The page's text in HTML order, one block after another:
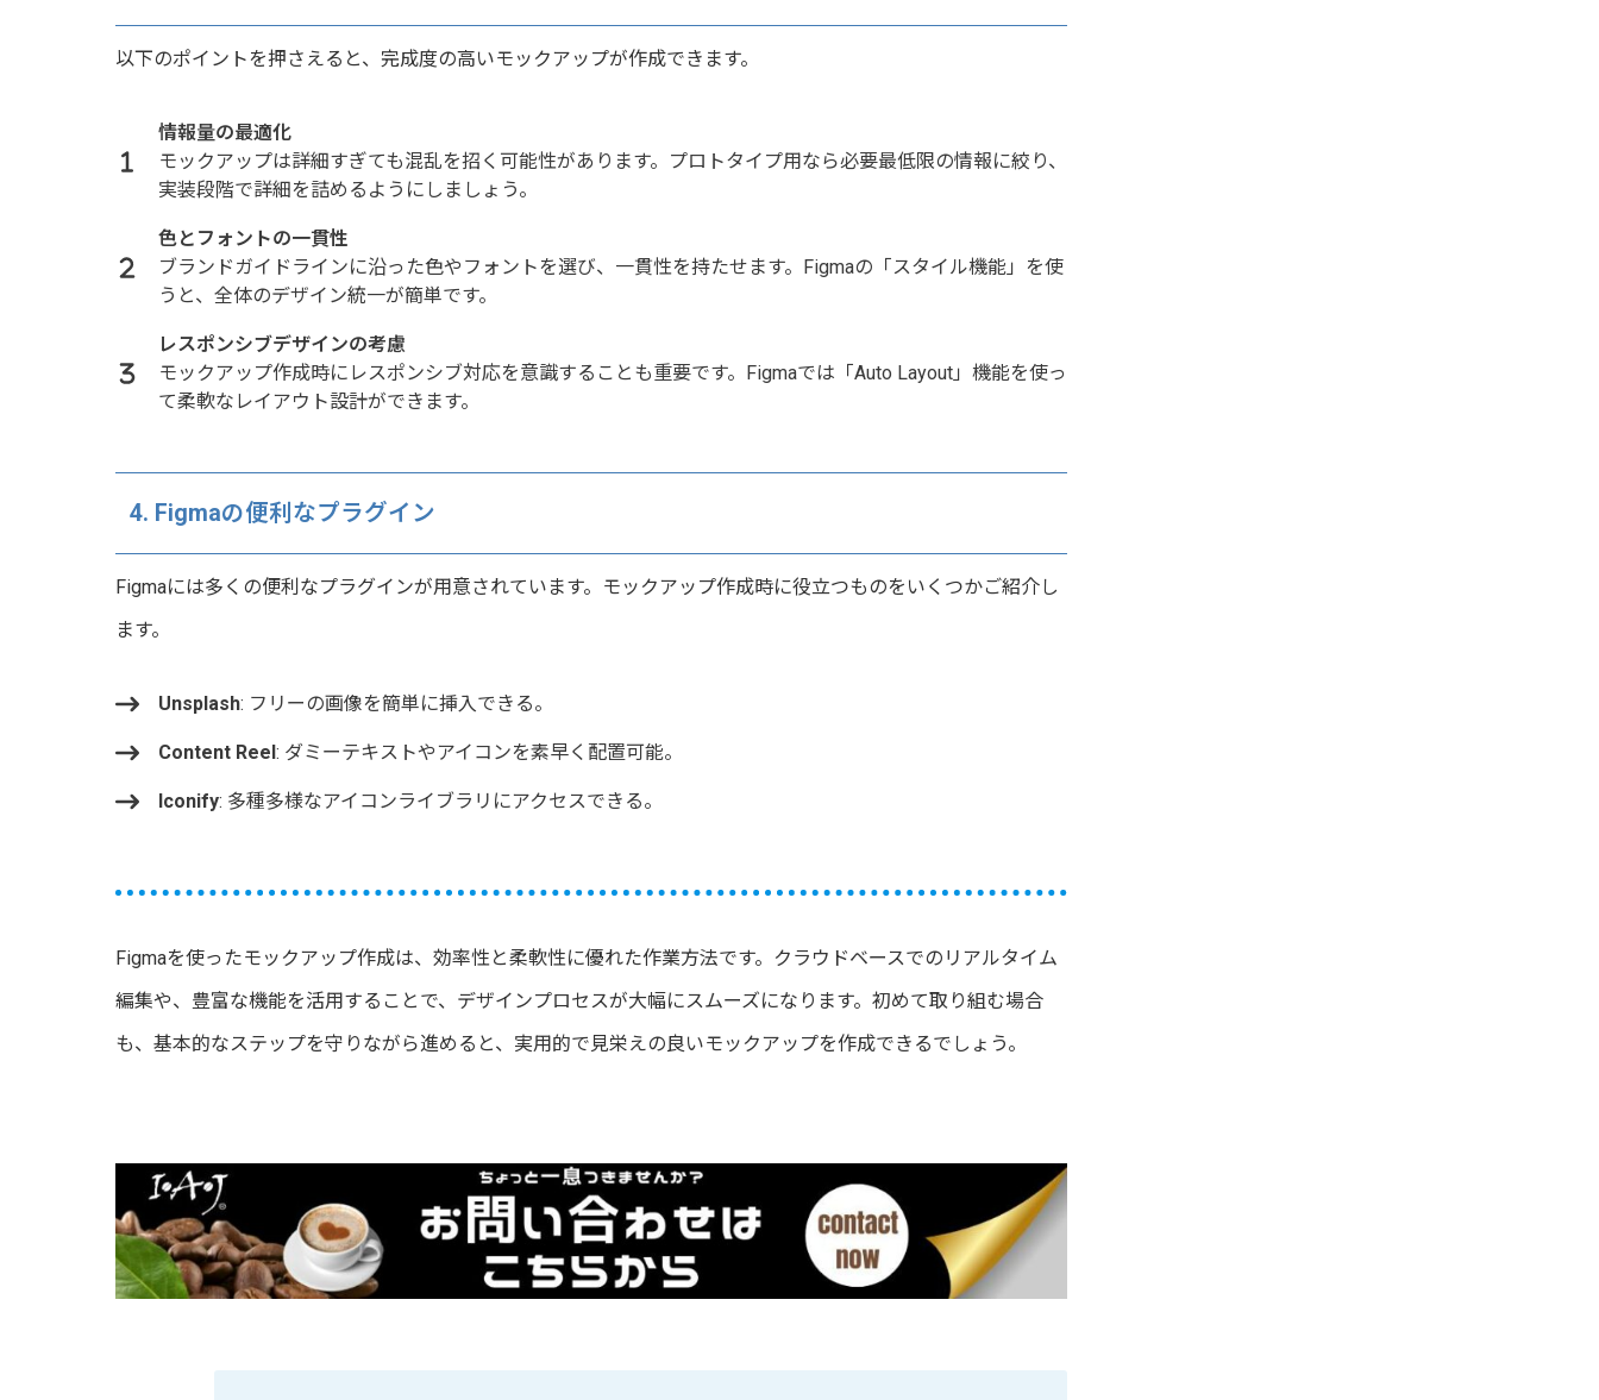
以下のポイントを押さえると、完成度の高いモックアップが作成できます。
情報量の最適化
モックアップは詳細すぎても混乱を招く可能性があります。プロトタイプ用なら必要最低限の情報に絞り、
実装段階で詳細を詰めるようにしましょう。
色とフォントの一貫性
ブランドガイドラインに沿った色やフォントを選び、一貫性を持たせます。Figmaの「スタイル機能」を使
うと、全体のデザイン統一が簡単です。
レスポンシブデザインの考慮
モックアップ作成時にレスポンシブ対応を意識することも重要です。Figmaでは「Auto Layout」機能を使っ
て柔軟なレイアウト設計ができます。
4. Figmaの便利なプラグイン
Figmaには多くの便利なプラグインが用意されています。モックアップ作成時に役立つものをいくつかご紹介し
ます。
Unsplash: フリーの画像を簡単に挿入できる。
Content Reel: ダミーテキストやアイコンを素早く配置可能。
Iconify: 多種多様なアイコンライブラリにアクセスできる。
Figmaを使ったモックアップ作成は、効率性と柔軟性に優れた作業方法です。クラウドベースでのリアルタイム
編集や、豊富な機能を活用することで、デザインプロセスが大幅にスムーズになります。初めて取り組む場合
も、基本的なステップを守りながら進めると、実用的で見栄えの良いモックアップを作成できるでしょう。